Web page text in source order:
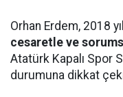
Orhan Erdem, 2018
cesaretle ve
Atatürk Kapalı Spor
durumuna dikkat